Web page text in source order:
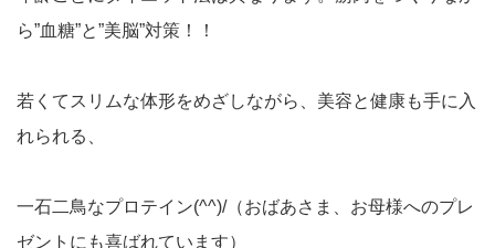
ら”血糖”と”美脳”対策！！
若くてスリムな体形をめざしながら、美容と健康も手に入
れられる、
一石二鳥なプロテイン(^^)/（おばあさま、お母様へのプレ
ゼントにも喜ばれています）